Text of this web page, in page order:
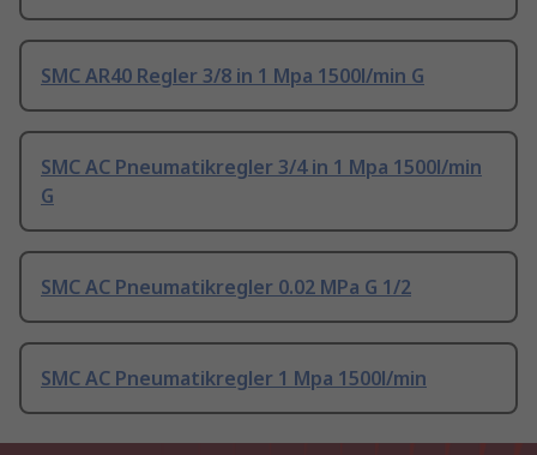
SMC AR40 Regler 3/8 in 1 Mpa 1500l/min G
SMC AC Pneumatikregler 3/4 in 1 Mpa 1500l/min
G
SMC AC Pneumatikregler 0.02 MPa G 1/2
SMC AC Pneumatikregler 1 Mpa 1500l/min